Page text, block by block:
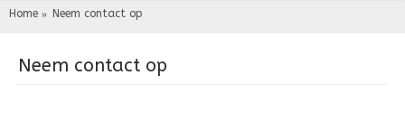
Home Neem contact op
Neem contact op